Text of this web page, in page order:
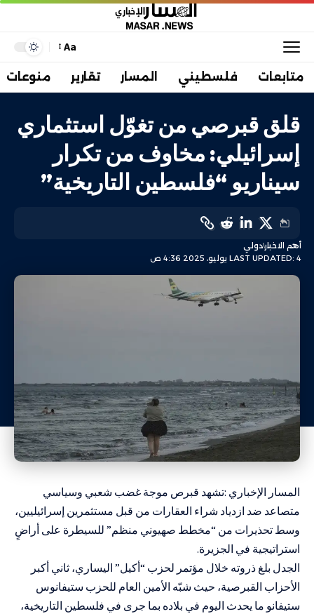
Aa
متابعات فلسطيني المسار تقارير منوعات
قلق قبرصي من تغوّل استثماري
إسرائيلي: مخاوف من تكرار
سيناريو “فلسطين التاريخية”
LAST UPDATED: 4 يوليو، 2025 4:36 ص
أهم الاخباردولي
المسار الإخباري :تشهد قبرص موجة غضب شعبي وسياسي
متصاعد ضد ازدياد شراء العقارات من قبل مستثمرين إسرائيليين،
وسط تحذيرات من “مخطط صهيوني منظم” للسيطرة على أراضٍ
استراتيجية في الجزيرة.
الجدل بلغ ذروته خلال مؤتمر لحزب “أكيل” اليساري، ثاني أكبر
الأحزاب القبرصية، حيث شبّه الأمين العام للحزب ستيفانوس
ستيفانو ما يحدث اليوم في بلاده بما جرى في فلسطين التاريخية،